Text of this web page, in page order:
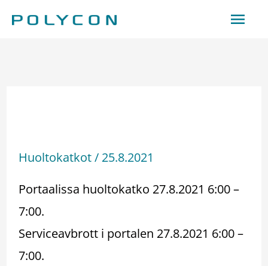
Huoltokatkot/ 25.8.2021
Portaalissa huoltokatko 27.8.2021 6:00 –
7:00.
Serviceavbrott i portalen 27.8.2021 6:00 –
7:00.